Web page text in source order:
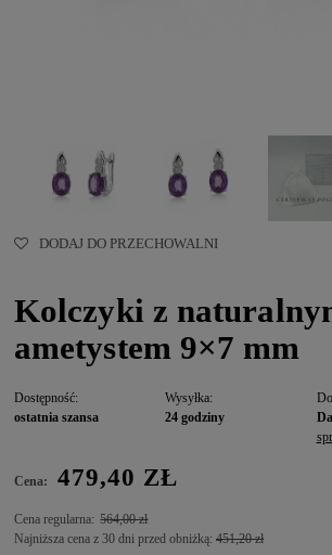
DODAJ DO PRZECHOWALNI
Kolczyki z
ametystem 9×7 mm
Dostępność:
ostatnia szansa
Wysyłka:
24 godziny
Cena: 479,40 ZŁ
Cena regularna: 564,00 zł
Najniższa cena z 30 dni przed obniżką: 451,20 zł